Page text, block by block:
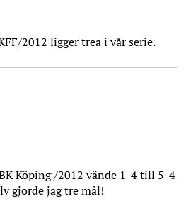
2012 ligger trea i vår serie.
Köping /2012 vände 1-4 till 5-4
gjorde jag tre mål!